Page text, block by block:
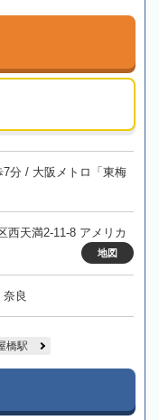
分 / 大阪メトロ「東梅
西天満2-11-8 アメリカ
地図
良
橋駅